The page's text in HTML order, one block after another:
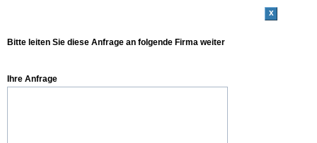
x
Bitte leiten Sie diese Anfrage an folgende Firma weiter
Ihre Anfrage